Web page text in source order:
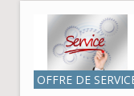
OFFRE DE